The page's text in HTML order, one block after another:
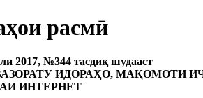
расмӣ
2017, №344 тасдиқ шудааст
ИДОРАҲО, МАҚОМОТИ
ИНТЕРНЕТ